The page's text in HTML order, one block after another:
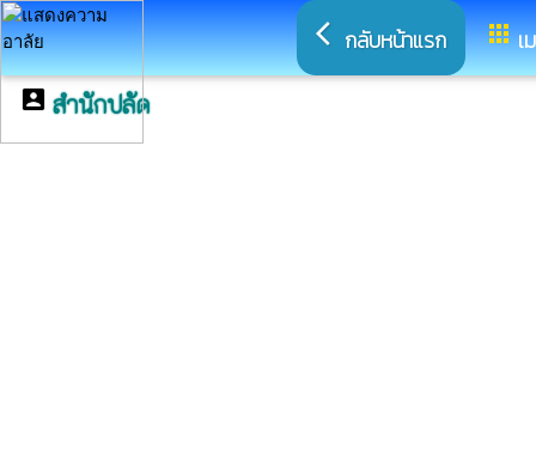
arrow_back_ios กลับหน้าแรก appsเ
account_box สำนักปลัด